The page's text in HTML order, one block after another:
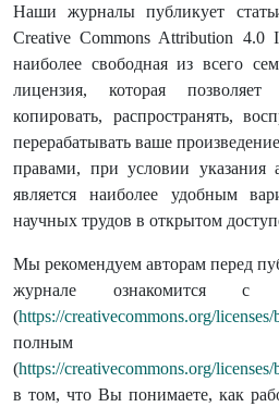
Наши журналы публикует
Creative Commons Attribution
наиболее свободная из всего
лицензия, которая позволяет
копировать, распространять,
перерабатывать ваше
правами, при условии указания
является наиболее удобным
научных трудов в открытом
Мы рекомендуем авторам перед
журнале ознакомится с
(https://creativecommons.org/
полным
(https://creativecommons.org/
в том, что Вы понимаете, как